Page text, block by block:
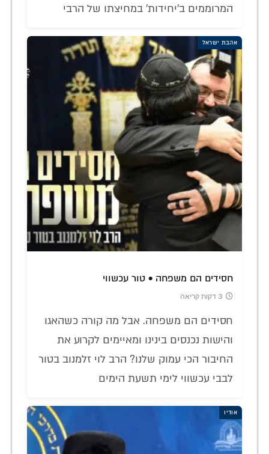
המרוממים ב'יחידות' במחיצתו של הרבי
אהבת ישראל
חסידים הם משפחה • טור עכשווי
3 דקות קריאה
חסידים הם משפחה. אבל מה קורה כשהאגו
והישות נכנסים בינינו ומאיימים לקרוע את
החיבור הכי עמוק שלנו? הרב לוי זלמנוב בטור
לבבי עכשווי לימי תשעת הימים
אודיו